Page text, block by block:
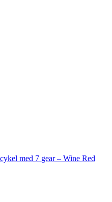
med 7 gear – Wine Red